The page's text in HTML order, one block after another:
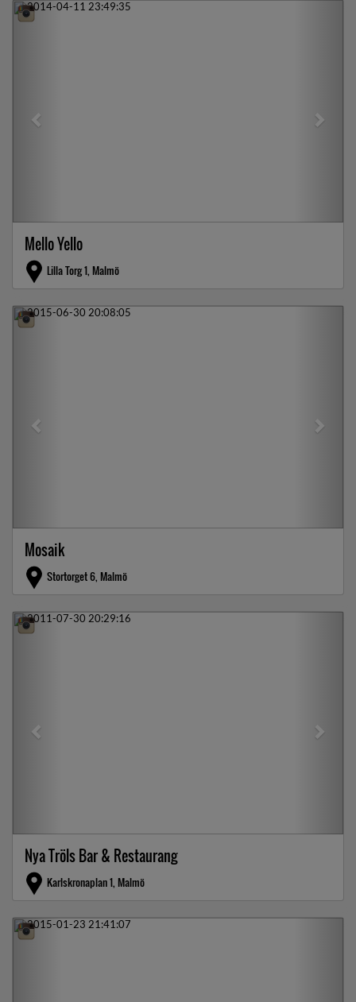
Previous
Mello Yello
Lilla Torg 1, Malmö
Previous
Mosaik
Stortorget 6, Malmö
Previous
Nya Tröls Bar & Restaurang
Karlskronaplan 1, Malmö
Previous